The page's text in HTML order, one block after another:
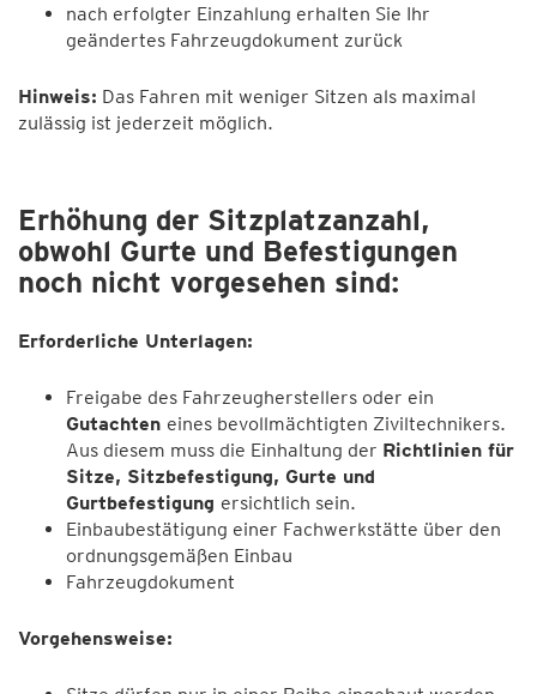
nach erfolgter Einzahlung erhalten Sie Ihr
geändertes Fahrzeugdokument zurück
Hinweis: Das Fahren mit weniger Sitzen als maximal
zulässig ist jederzeit möglich.
Erhöhung der Sitzplatzanzahl,
obwohl Gurte und Befestigungen
noch nicht vorgesehen sind:
Erforderliche Unterlagen:
Freigabe des Fahrzeugherstellers oder ein
Gutachten eines bevollmächtigten Ziviltechnikers.
Aus diesem muss die Einhaltung der Richtlinien für
Sitze, Sitzbefestigung, Gurte und
Gurtbefestigung ersichtlich sein.
Einbaubestätigung einer Fachwerkstätte über den
ordnungsgemäßen Einbau
Fahrzeugdokument
Vorgehensweise: